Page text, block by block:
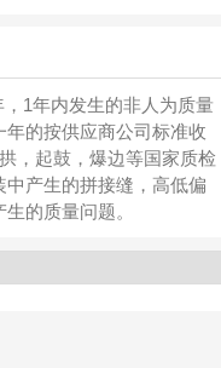
1年内发生的非人为质量
的按供应商公司标准收
，起鼓，爆边等国家质检
产生的拼接缝，高低偏
的质量问题。